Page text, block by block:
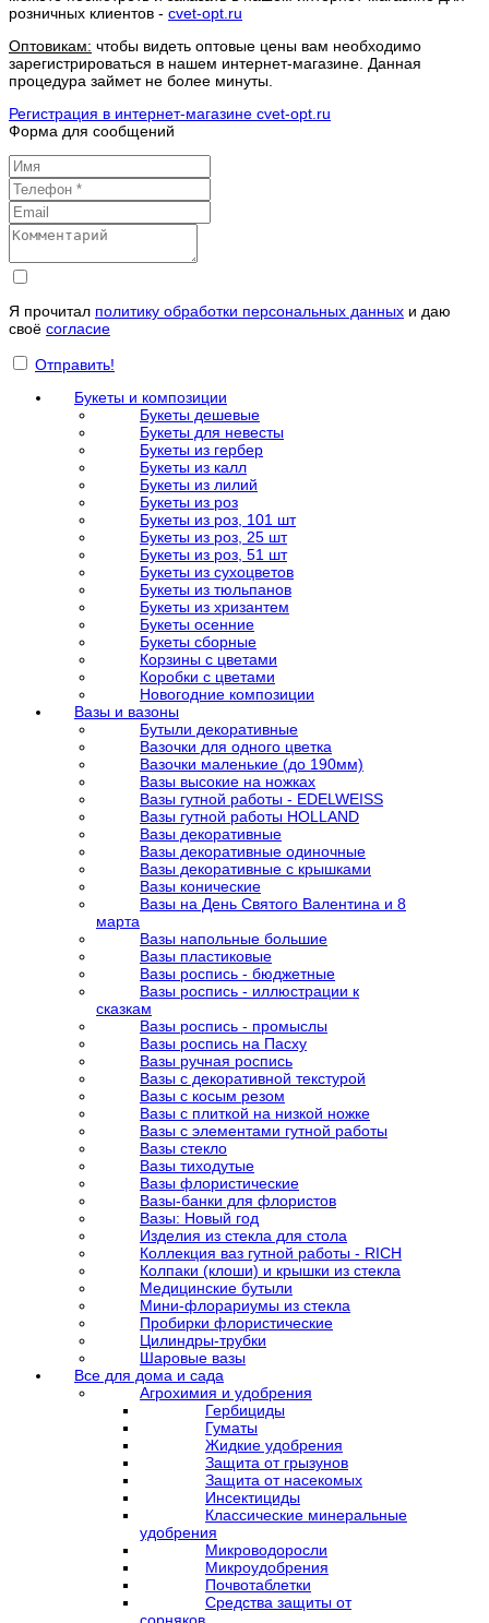
розничных клиентов - cvet-opt.ru
Оптовикам: чтобы видеть оптовые цены вам необходимо
зарегистрироваться в нашем интернет-магазине. Данная
процедура займет не более минуты.
Регистрация в интернет-магазине cvet-opt.ru
Форма для сообщений
Я прочитал политику обработки персональных данных и даю
своё согласие
Отправить!
Букеты и композиции
Букеты дешевые
Букеты для невесты
Букеты из гербер
Букеты из калл
Букеты из лилий
Букеты из роз
Букеты из роз, 101 шт
Букеты из роз, 25 шт
Букеты из роз, 51 шт
Букеты из сухоцветов
Букеты из тюльпанов
Букеты из хризантем
Букеты осенние
Букеты сборные
Корзины с цветами
Коробки с цветами
Новогодние композиции
Вазы и вазоны
Бутыли декоративные
Вазочки для одного цветка
Вазочки маленькие (до 190мм)
Вазы высокие на ножках
Вазы гутной работы - EDELWEISS
Вазы гутной работы HOLLAND
Вазы декоративные
Вазы декоративные одиночные
Вазы декоративные с крышками
Вазы конические
Вазы на День Святого Валентина и 8
марта
Вазы напольные большие
Вазы пластиковые
Вазы роспись - бюджетные
Вазы роспись - иллюстрации к
сказкам
Вазы роспись - промыслы
Вазы роспись на Пасху
Вазы ручная роспись
Вазы с декоративной текстурой
Вазы с косым резом
Вазы с плиткой на низкой ножке
Вазы с элементами гутной работы
Вазы стекло
Вазы тиходутые
Вазы флористические
Вазы-банки для флористов
Вазы: Новый год
Изделия из стекла для стола
Коллекция ваз гутной работы - RICH
Колпаки (клоши) и крышки из стекла
Медицинские бутыли
Мини-флорариумы из стекла
Пробирки флористические
Цилиндры-трубки
Шаровые вазы
Все для дома и сада
Агрохимия и удобрения
Гербициды
Гуматы
Жидкие удобрения
Защита от грызунов
Защита от насекомых
Инсектициды
Классические минеральные
удобрения
Микроводоросли
Микроудобрения
Почвотаблетки
Средства защиты от